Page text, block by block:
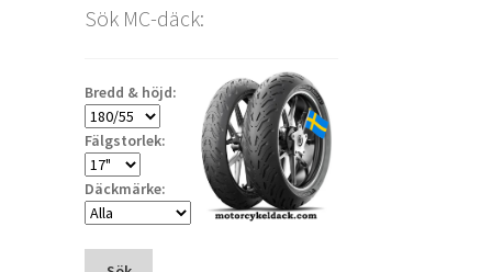
Sök MC-däck:
Bredd & höjd:
Fälgstorlek:
Däckmärke: